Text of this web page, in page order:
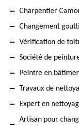
Charpentier
Changement
Vérification de
Société de
Peintre en
Travaux de
Expert en
Artisan pour